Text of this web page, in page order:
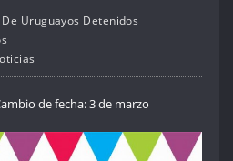
Uruguayos Detenidos
de fecha: 3 de marzo